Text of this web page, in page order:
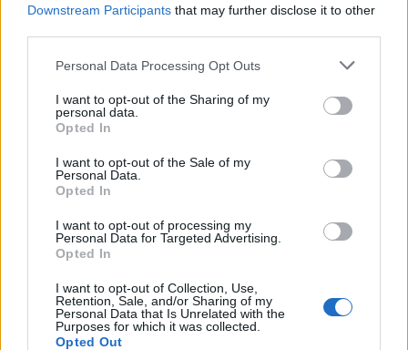
Downstream Participants that may further disclose it to other
Personal Data Processing Opt Outs
I want to opt-out of the Sharing of my
personal data.
Opted In
I want to opt-out of the Sale of my
Personal Data.
Opted In
I want to opt-out of processing my
Personal Data for Targeted Advertising.
Opted In
I want to opt-out of Collection, Use,
Retention, Sale, and/or Sharing of my
Personal Data that Is Unrelated with the
Purposes for which it was collected.
Opted Out